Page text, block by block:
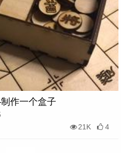
作一个盒子
21K 4